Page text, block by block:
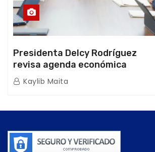
Presidenta Delcy Rodríguez
revisa agenda económica
nacional y la ejecución de fondos
de emergencia post-sismos
Kaylib Maita